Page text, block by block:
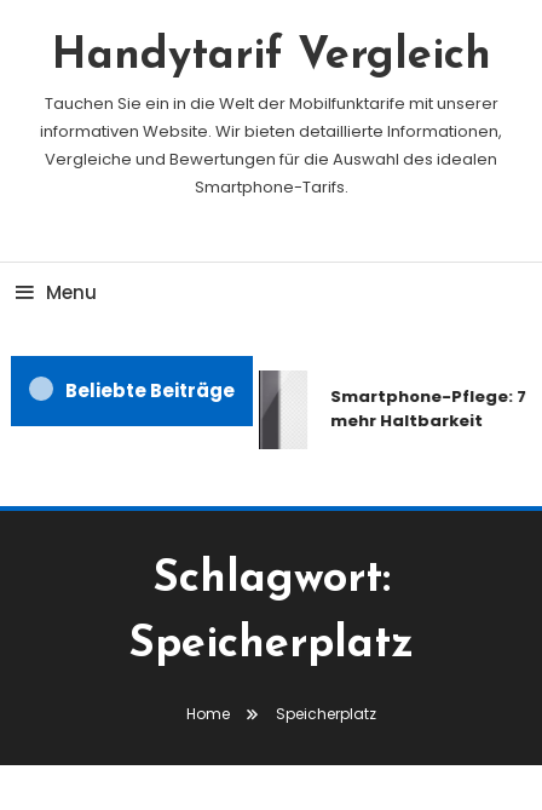
Handytarif Vergleich
Tauchen Sie ein in die Welt der Mobilfunktarife mit unserer
informativen Website. Wir bieten detaillierte Informationen,
Vergleiche und Bewertungen für die Auswahl des idealen
Smartphone-Tarifs.
Menu
Beliebte Beiträge
Smartphone-Pflege: 7
mehr Haltbarkeit
Schlagwort:
Speicherplatz
Home Speicherplatz